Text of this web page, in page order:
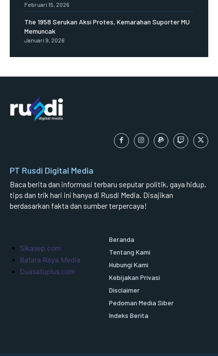
Februari 15, 2026
The 1958 Serukan Aksi Protes, Kemarahan Suporter MU
Memuncak
Januari 9, 2026
PT Rusdi Digital Media
Baca berita dan informasi terbaru seputar politik, gaya hidup,
tips dan trik hari ini hanya di Rusdi Media. Disajikan
berdasarkan fakta dan sumber terpercaya!
Sikasep.com
Batara Raya Media
Duasatuplus.com
Beranda
Tentang Kami
Hubungi Kami
Kebijakan Privasi
Disclaimer
Pedoman Media Siber
Indeks Berita